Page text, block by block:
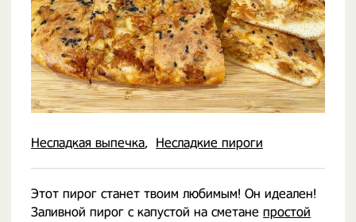
Несладкая выпечка Несладкие пироги
Этот пирог станет твоим любимым! Он идеален!
Заливной пирог с капустой на сметане простой